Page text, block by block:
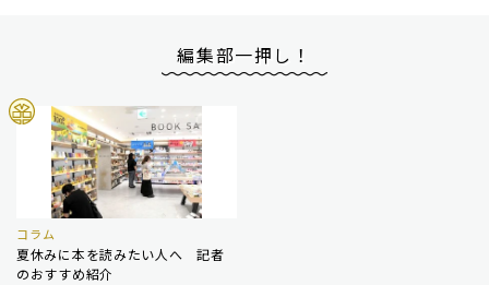
編集部一押し！
コラム
夏休みに本を読みたい人へ 記者
のおすすめ紹介